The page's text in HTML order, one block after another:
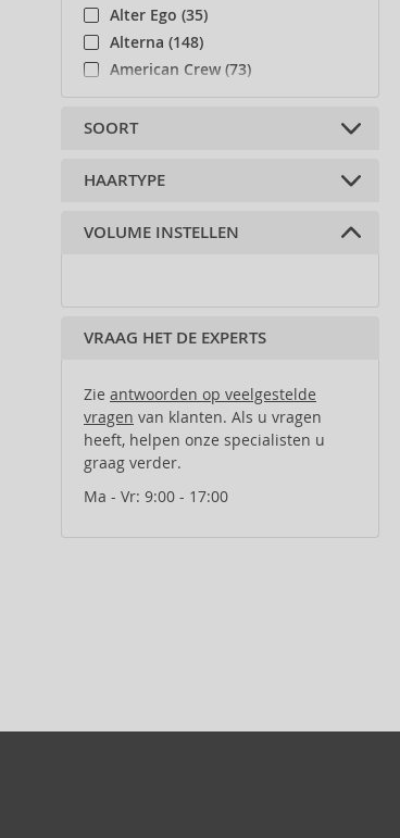
Alter Ego (35)
Alterna (148)
American Crew (73)
Amethyste Professional (1)
Amika (9)
Apothecary87 (5)
ASP (2)
Batiste (32)
Berani (6)
BioSilk (35)
Bumble And Bumble (87)
Cantu (29)
Carlo Oliveri (8)
Caudalie (1)
SOORT
borstel, haarkam (1)
HAARTYPE
Alle haartypes (1)
VOLUME INSTELLEN
VRAAG HET DE EXPERTS
Zie antwoorden op veelgestelde
vragen van klanten. Als u vragen
heeft, helpen onze specialisten u
graag verder.
Ma - Vr: 9:00 - 17:00